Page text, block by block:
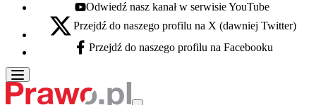
Youtube - otwiera się w nowej karcie
Odwiedź nasz kanał w serwisie YouTube
X - otwiera się w nowej karcie
Przejdź do naszego profilu na X (dawniej Twitter)
Facebook - otwiera się w nowej karcie
Przejdź do naszego profilu na Facebooku